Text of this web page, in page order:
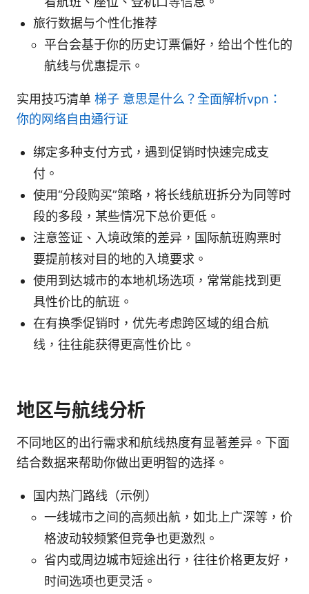
旅行数据与个性化推荐
平台会基于你的历史订票偏好，给出个性化的
航线与优惠提示。
实用技巧清单 梯子 意思是什么？全面解析vpn：
你的网络自由通行证
绑定多种支付方式，遇到促销时快速完成支
付。
使用“分段购买”策略，将长线航班拆分为同等时
段的多段，某些情况下总价更低。
注意签证、入境政策的差异，国际航班购票时
要提前核对目的地的入境要求。
使用到达城市的本地机场选项，常常能找到更
具性价比的航班。
在有换季促销时，优先考虑跨区域的组合航
线，往往能获得更高性价比。
地区与航线分析
不同地区的出行需求和航线热度有显著差异。下面
结合数据来帮助你做出更明智的选择。
国内热门路线（示例）
一线城市之间的高频出航，如北上广深等，价
格波动较频繁但竞争也更激烈。
省内或周边城市短途出行，往往价格更友好，
时间选项也更灵活。